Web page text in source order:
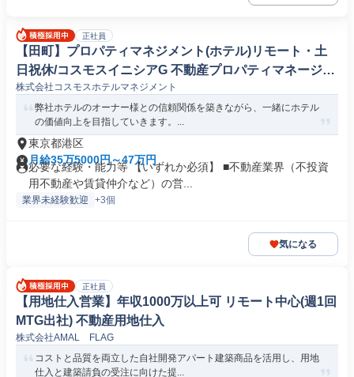
正社員
【田町】プロパティマネジメント(ホテル)リモート・土
日祝休/コスモスイニシアG 不動産プロパティマネージャ
ー
株式会社コスモスホテルマネジメント
弊社ホテルのオーナー様との信頼関係を築きながら、一緒にホテル
の価値向上を目指していきます。...
東京都港区
月給35万5000円～47万円
必要な経験・能力等 【いずれか必須】 ■不動産業界（不投資
用不動産や賃貸仲介など）の営...
業界未経験歓迎 +3個
気になる
正社員
【用地仕入営業】年収1000万以上可 リモート中心(週1回
MTG出社) 不動産用地仕入
株式会社AMAL FLAG
コストと品質を両立した自社開発アパート建築商品を活用し、用地
仕入と建築請負の受注に向けた提...